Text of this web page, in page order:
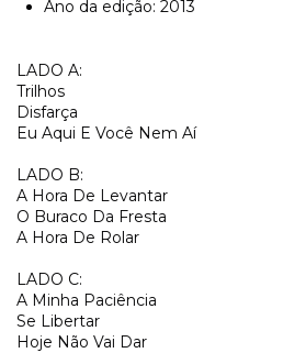
Ano da edição: 2013
LADO A:
Trilhos
Disfarça
Eu Aqui E Você Nem Aí
LADO B:
A Hora De Levantar
O Buraco Da Fresta
A Hora De Rolar
LADO C:
A Minha Paciência
Se Libertar
Hoje Não Vai Dar